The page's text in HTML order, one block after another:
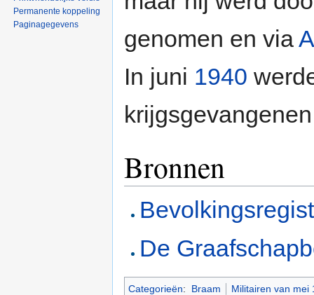
genomen en via
In juni 1940
Bronnen
De
Categorieën: Braam Militairen van mei
Permanente koppeling
Paginagegevens